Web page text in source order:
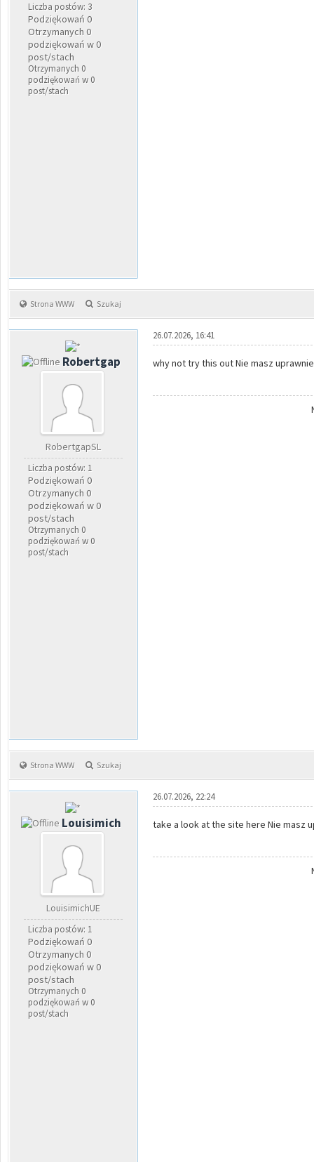
Liczba postów: 3
Podziękowań 0
Otrzymanych 0
podziękowań w 0
post/stach
Otrzymanych 0
podziękowań w 0
post/stach
Strona WWW Szukaj
Robertgap
RobertgapSL
Liczba postów: 1
Podziękowań 0
Otrzymanych 0
podziękowań w 0
post/stach
Otrzymanych 0
podziękowań w 0
post/stach
26.07.2026, 16:41
why not try this out Nie masz
Strona WWW Szukaj
Louisimich
LouisimichUE
Liczba postów: 1
Podziękowań 0
Otrzymanych 0
podziękowań w 0
post/stach
Otrzymanych 0
podziękowań w 0
post/stach
26.07.2026, 22:24
take a look at the site here Nie masz